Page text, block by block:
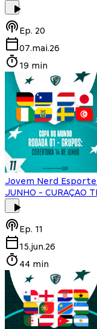
Ep. 20
07.mai.26
19 min
Jovem Nerd Esporte
JUNHO - CURAÇAO
Ep. 11
15.jun.26
44 min